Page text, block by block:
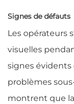
Signes de défauts
Les opérateurs
visuelles
signes évidents
problèmes
montrent que